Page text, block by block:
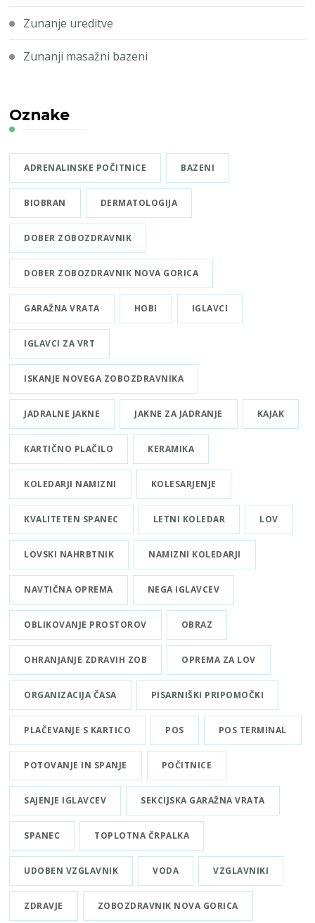
Zunanje ureditve
Zunanji masažni bazeni
Oznake
ADRENALINSKE POČITNICE BAZENI
BIOBRAN DERMATOLOGIJA
DOBER ZOBOZDRAVNIK
DOBER ZOBOZDRAVNIK NOVA GORICA
GARAŽNA VRATA HOBI IGLAVCI
IGLAVCI ZA VRT
ISKANJE NOVEGA ZOBOZDRAVNIKA
JADRALNE JAKNE JAKNE ZA JADRANJE KAJAK
KARTIČNO PLAČILO KERAMIKA
KOLEDARJI NAMIZNI KOLESARJENJE
KVALITETEN SPANEC LETNI KOLEDAR LOV
LOVSKI NAHRBTNIK NAMIZNI KOLEDARJI
NAVTIČNA OPREMA NEGA IGLAVCEV
OBLIKOVANJE PROSTOROV OBRAZ
OHRANJANJE ZDRAVIH ZOB OPREMA ZA LOV
ORGANIZACIJA ČASA PISARNIŠKI PRIPOMOČKI
PLAČEVANJE S KARTICO POS POS TERMINAL
POTOVANJE IN SPANJE POČITNICE
SAJENJE IGLAVCEV SEKCIJSKA GARAŽNA VRATA
SPANEC TOPLOTNA ČRPALKA
UDOBEN VZGLAVNIK VODA VZGLAVNIKI
ZDRAVJE ZOBOZDRAVNIK NOVA GORICA